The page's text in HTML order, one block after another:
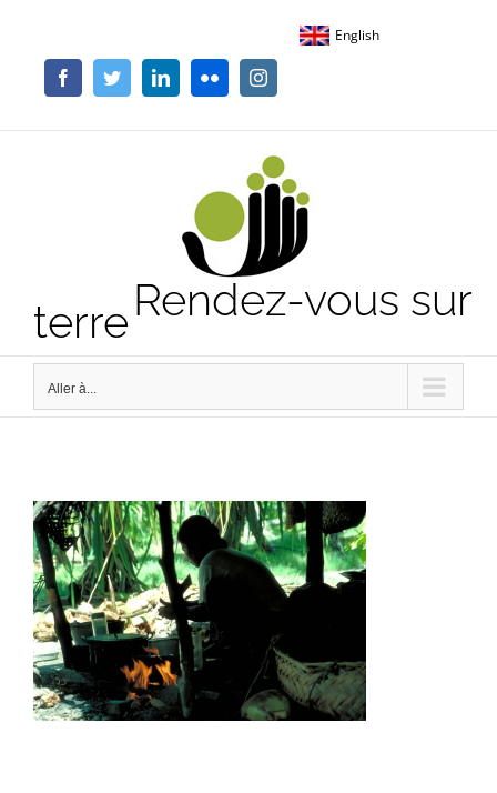
contenu
English
FacebookTwitterLinkedInFlickr Instagram
Rendez-vous sur
terre
Aller à...